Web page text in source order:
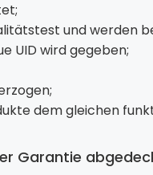
und
UID wird gegeben;
dem gleichen
Garantie